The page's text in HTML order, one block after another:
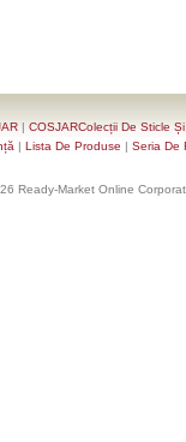
| COSJARColecții De Sticle
| Lista De Produse | Seria De
Ready-Market Online